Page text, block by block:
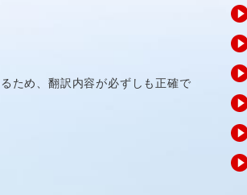
ため、翻訳内容が必ずしも正確で